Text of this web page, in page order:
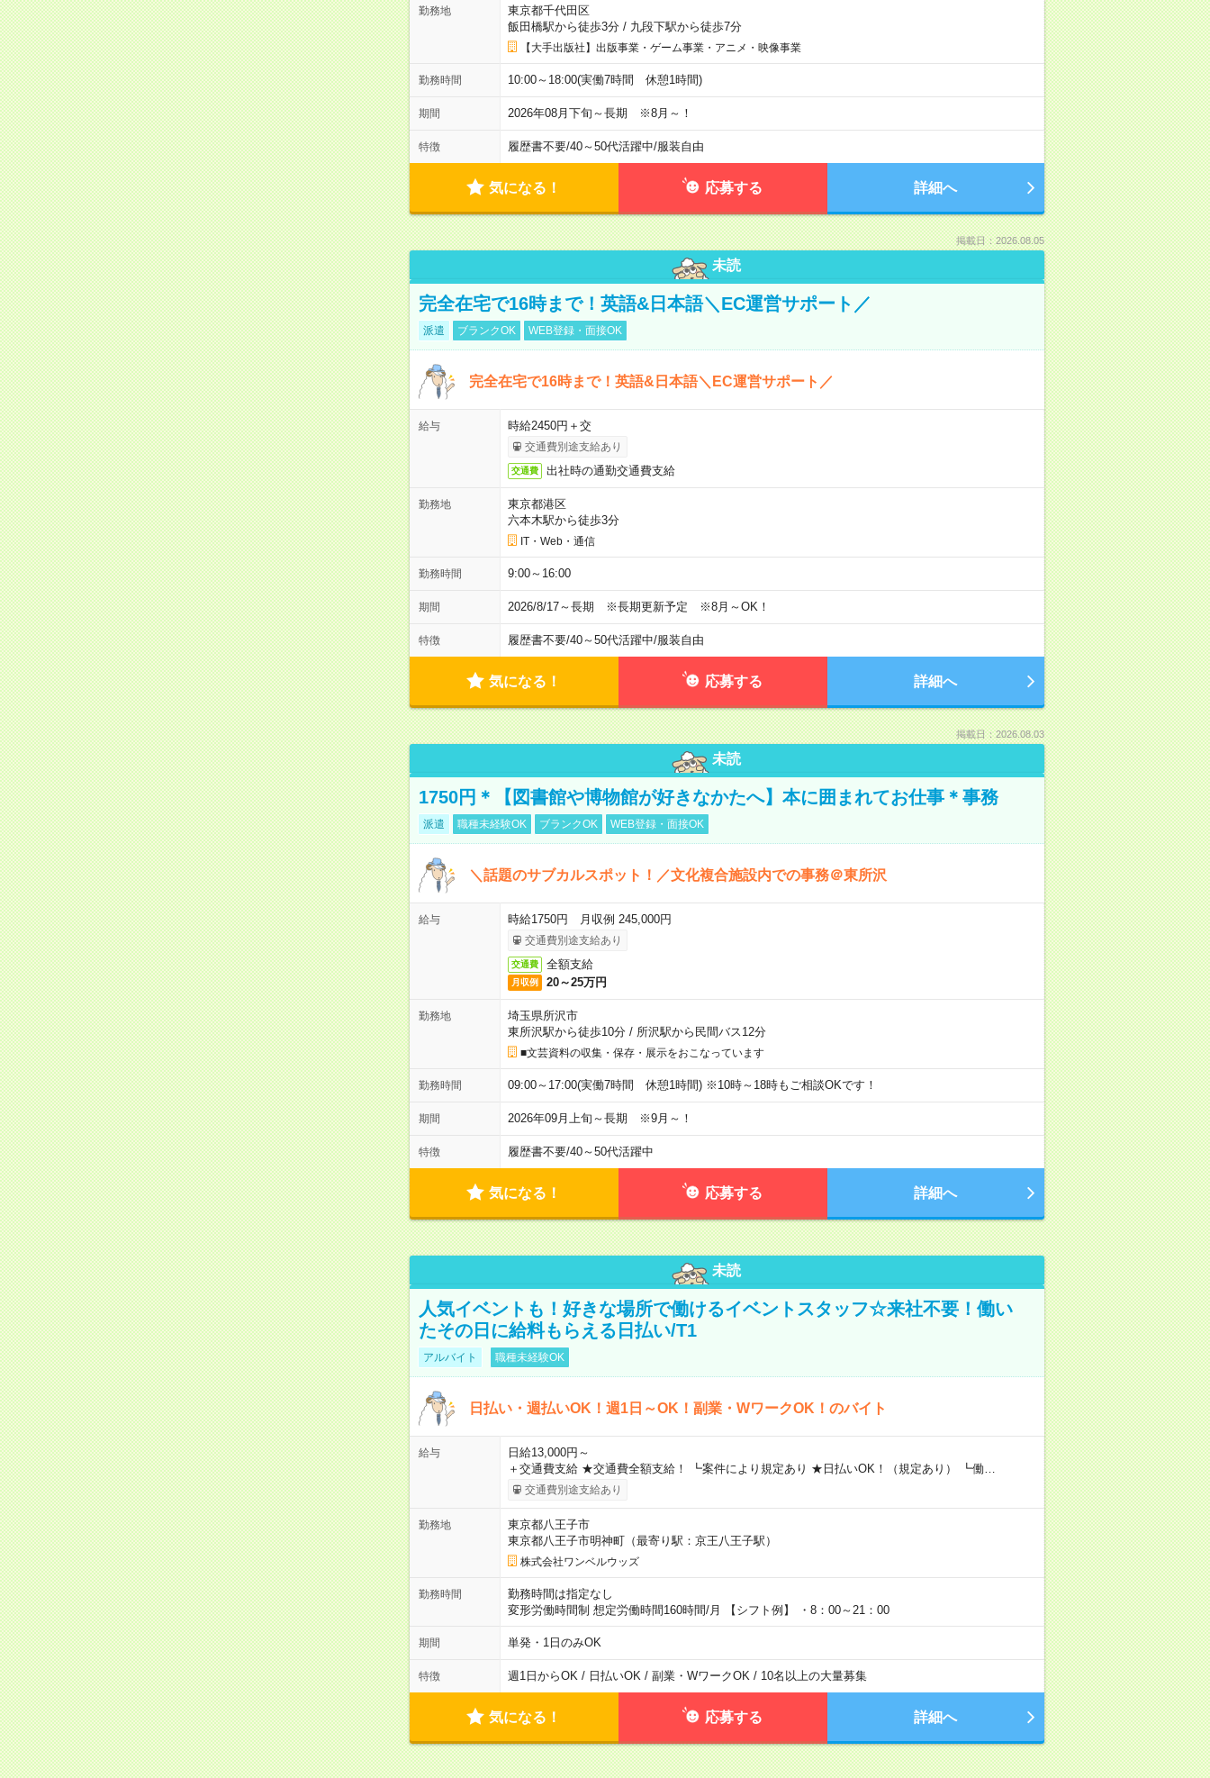
勤務地
東京都千代田区
飯田橋駅から徒歩3分/ 九段下駅から徒歩7分
【大手出版社】出版事業・ゲーム事業・アニメ・映像事業
勤務時間 10:00～18:00(実働7時間 休憩1時間)
期間 2026年08月下旬～長期 ※8月～！
特徴 履歴書不要/40～50代活躍中/服装自由
気になる！ 応募する 詳細へ
掲載日：2026.08.05
未読
完全在宅で16時まで！英語&日本語＼EC運営サポート／
派遣 ブランクOK WEB登録・面接OK
完全在宅で16時まで！英語&日本語＼EC運営サポート／
給与 時給2450円＋交
交通費別途支給あり
交通費 出社時の通勤交通費支給
勤務地
東京都港区
六本木駅から徒歩3分
IT・Web・通信
勤務時間 9:00～16:00
期間 2026/8/17～長期 ※長期更新予定 ※8月～OK！
特徴 履歴書不要/40～50代活躍中/服装自由
気になる！ 応募する 詳細へ
掲載日：2026.08.03
未読
1750円＊【図書館や博物館が好きなかたへ】本に囲まれてお仕事＊事務
派遣 職種未経験OK ブランクOK WEB登録・面接OK
＼話題のサブカルスポット！／文化複合施設内での事務＠東所沢
給与 時給1750円 月収例 245,000円
交通費別途支給あり
交通費 全額支給
月収例 20～25万円
勤務地
埼玉県所沢市
東所沢駅から徒歩10分/ 所沢駅から民間バス12分
■文芸資料の収集・保存・展示をおこなっています
勤務時間 09:00～17:00(実働7時間 休憩1時間) ※10時～18時もご相談OKです！
期間 2026年09月上旬～長期 ※9月～！
特徴 履歴書不要/40～50代活躍中
気になる！ 応募する 詳細へ
未読
人気イベントも！好きな場所で働けるイベントスタッフ☆来社不要！働い
たその日に給料もらえる日払い/T1
アルバイト 職種未経験OK
日払い・週払いOK！週1日～OK！副業・WワークOK！のバイト
給与
日給13,000円～
＋交通費支給 ★交通費全額支給！ ┗案件により規定あり ★日払いOK！（規定あり） ┗働…
交通費別途支給あり
勤務地
東京都八王子市
東京都八王子市明神町（最寄り駅：京王八王子駅）
株式会社ワンベルウッズ
勤務時間
勤務時間は指定なし
変形労働時間制 想定労働時間160時間/月 【シフト例】 ・8：00～21：00
期間 単発・1日のみOK
特徴 週1日からOK / 日払いOK / 副業・WワークOK / 10名以上の大量募集
気になる！ 応募する 詳細へ